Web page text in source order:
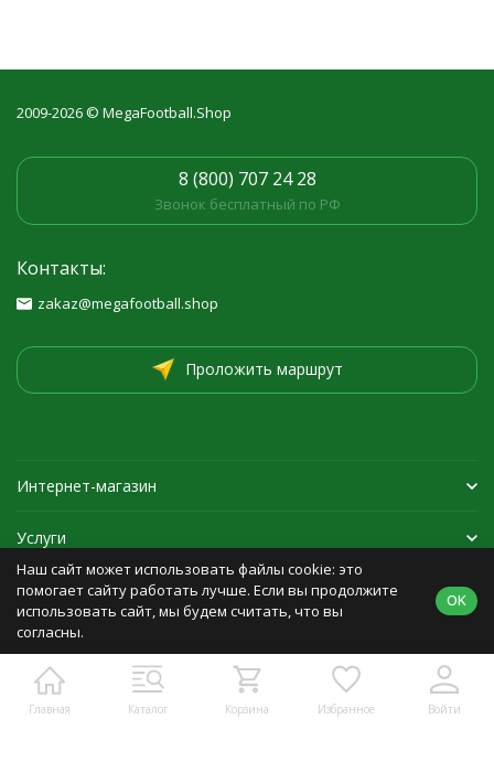
Главная Каталог Корзина Избранное Войти
2009-2026 © MegaFootball.Shop
8 (800) 707 24 28
Звонок бесплатный по РФ
Контакты:
zakaz@megafootball.shop
Проложить маршрут
Интернет-магазин
Услуги
Спортивная экипировка
Политика персональных данных Карта сайта
Наш сайт может использовать файлы cookie: это
помогает сайту работать лучше. Если вы продолжите
использовать сайт, мы будем считать, что вы
согласны.
OK